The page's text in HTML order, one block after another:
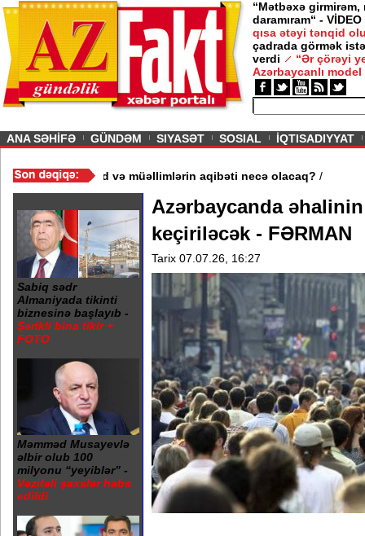
“Mətbəxə girmirəm,
daramıram“ - VİDEO
qısa ətəyi tənqid
çadrada görmək
verdi
“Ər çörəyi
Azərbaycanlı model
ANA SƏHİFƏ GÜNDƏM SIYASƏT SOSIAL İQTISADIYYAT
məktəb bağlandı - Şagird və müəllimlərin aqibəti necə olacaq?
Sabiq sədr
Almaniyada tikinti
biznesinə başlayıb -
Şərikli bina tikir +
FOTO
Məmməd Musayevlə
əlbir olub 100
milyonu “yeyiblər” -
Vəzifəli şəxslər həbs
edildi
Azərbaycanda əhalinin
keçiriləcək - FƏRMAN
Tarix 07.07.26, 16:27